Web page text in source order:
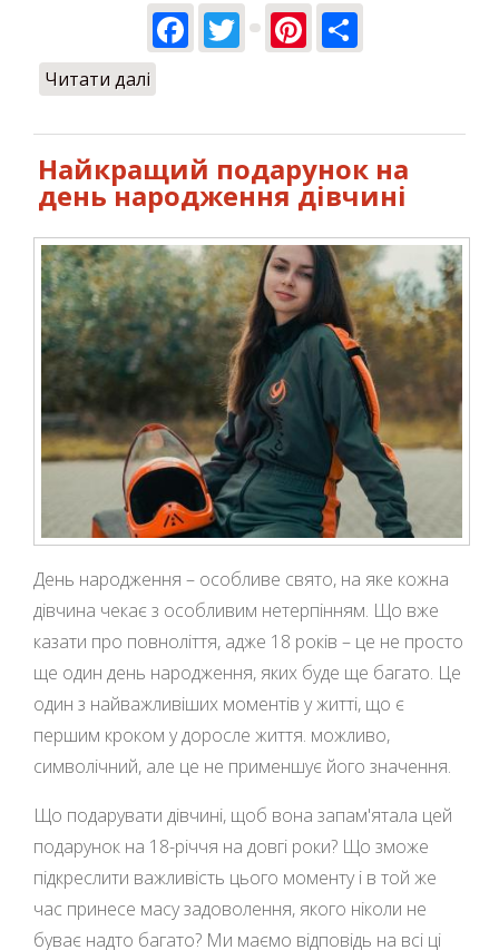
Facebook
TwitterPinterest
Читати далі
Найкращий подарунок на
день народження дівчині
День народження – особливе свято, на яке кожна
дівчина чекає з особливим нетерпінням. Що вже
казати про повноліття, адже 18 років – це не просто
ще один день народження, яких буде ще багато. Це
один з найважливіших моментів у житті, що є
першим кроком у доросле життя. можливо,
символічний, але це не применшує його значення.
Що подарувати дівчині, щоб вона запам'ятала цей
подарунок на 18-річчя на довгі роки? Що зможе
підкреслити важливість цього моменту і в той же
час принесе масу задоволення, якого ніколи не
буває надто багато? Ми маємо відповідь на всі ці